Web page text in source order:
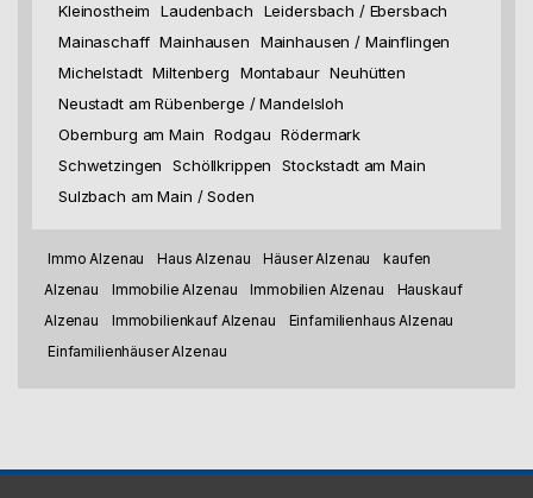
Kleinostheim
Laudenbach
Leidersbach / Ebersbach
Mainaschaff Mainhausen
Mainhausen / Mainflingen
Michelstadt Miltenberg Montabaur Neuhütten
Neustadt am Rübenberge / Mandelsloh
Obernburg am Main Rodgau Rödermark
Schwetzingen
Schöllkrippen
Stockstadt am Main
Sulzbach am Main / Soden
Immo Alzenau Haus Alzenau Häuser Alzenau
kaufen
Alzenau
Immobilie Alzenau Immobilien Alzenau
Hauskauf
Alzenau
Immobilienkauf Alzenau
Einfamilienhaus Alzenau
Einfamilienhäuser Alzenau